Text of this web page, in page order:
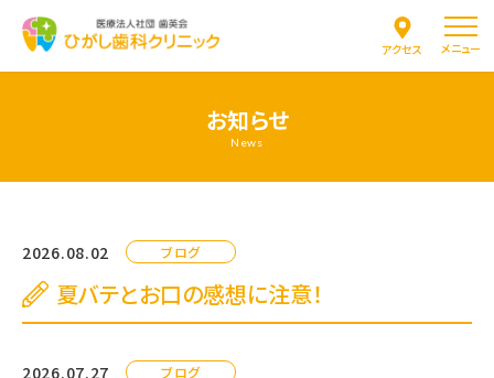
アクセス メニュー
お知らせ
News
2026.08.02 ブログ
夏バテとお口の感想に注意！
2026.07.27 ブログ